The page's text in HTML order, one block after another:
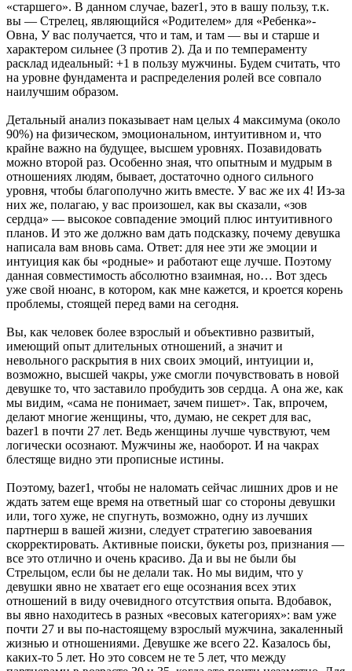
«старшего». В данном случае, bazer1, это в вашу пользу, т.к.
вы — Стрелец, являющийся «Родителем» для «Ребенка»-
Овна, У вас получается, что и там, и там — вы и старше и
характером сильнее (3 против 2). Да и по темпераменту
расклад идеальный: +1 в пользу мужчины. Будем считать, что
на уровне фундамента и распределения ролей все совпало
наилучшим образом.
Детальный анализ показывает нам целых 4 максимума (около
90%) на физическом, эмоциональном, интуитивном и, что
крайне важно на будущее, высшем уровнях. Позавидовать
можно второй раз. Особенно зная, что опытным и мудрым в
отношениях людям, бывает, достаточно одного сильного
уровня, чтобы благополучно жить вместе. У вас же их 4! Из-за
них же, полагаю, у вас произошел, как вы сказали, «зов
сердца» — высокое совпадение эмоций плюс интуитивного
планов. И это же должно вам дать подсказку, почему девушка
написала вам вновь сама. Ответ: для нее эти же эмоции и
интуиция как бы «родные» и работают еще лучше. Поэтому
данная совместимость абсолютно взаимная, но… Вот здесь
уже свой нюанс, в котором, как мне кажется, и кроется корень
проблемы, стоящей перед вами на сегодня.
Вы, как человек более взрослый и объективно развитый,
имеющий опыт длительных отношений, а значит и
невольного раскрытия в них своих эмоций, интуиции и,
возможно, высшей чакры, уже смогли почувствовать в новой
девушке то, что заставило пробудить зов сердца. А она же, как
мы видим, «сама не понимает, зачем пишет». Так, впрочем,
делают многие женщины, что, думаю, не секрет для вас,
bazer1 в почти 27 лет. Ведь женщины лучше чувствуют, чем
логически осознают. Мужчины же, наоборот. И на чакрах
блестяще видно эти прописные истины.
Поэтому, bazer1, чтобы не наломать сейчас лишних дров и не
ждать затем еще время на ответный шаг со стороны девушки
или, того хуже, не спугнуть, возможно, одну из лучших
партнерш в вашей жизни, следует стратегию завоевания
скорректировать. Активные поиски, букеты роз, признания —
все это отлично и очень красиво. Да и вы не были бы
Стрельцом, если бы не делали так. Но мы видим, что у
девушки явно не хватает его еще осознания всех этих
отношений в виду очевидного отсутствия опыта. Вдобавок,
вы явно находитесь в разных «весовых категориях»: вам уже
почти 27 и вы по-настоящему взрослый мужчина, закаленный
жизнью и отношениями. Девушке же всего 22. Казалось бы,
каких-то 5 лет. Но это совсем не те 5 лет, что между